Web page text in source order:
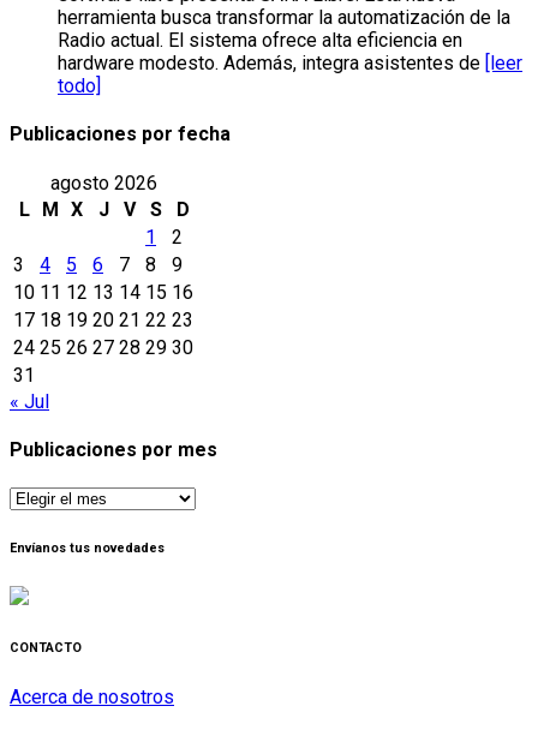
herramienta busca transformar la automatización de la
Radio actual. El sistema ofrece alta eficiencia en
hardware modesto. Además, integra asistentes de [leer
todo]
Publicaciones por fecha
agosto 2026
L
M X J V S
D
1
2
3
4 5 6 7 8
9
10 11 12 13 14 15 16
17 18 19 20 21 22 23
24 25 26 27 28 29 30
31
« Jul
Publicaciones por mes
Publicaciones
mes
Envíanos tus novedades
CONTACTO
Acerca de nosotros